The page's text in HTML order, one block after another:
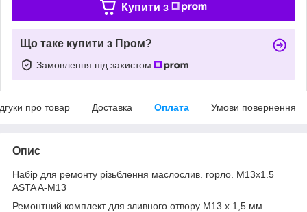
Купити з
Що таке купити з Пром?
Замовлення під захистом
про товар Доставка Оплата Умови повернення
Опис
Набір для ремонту різьблення маслослив. горло. M13x1.5
ASTA A-M13
Ремонтний комплект для зливного отвору M13 x 1,5 мм